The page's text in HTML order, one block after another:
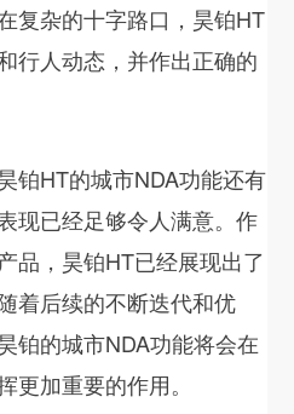
复杂的十字路口，昊铂HT
行人动态，并作出正确的
铂HT的城市NDA功能还有
现已经足够令人满意。作
品，昊铂HT已经展现出了
着后续的不断迭代和优
铂的城市NDA功能将会在
更加重要的作用。